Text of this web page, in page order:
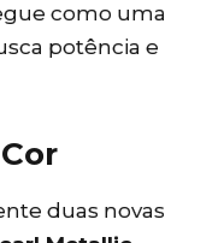
como uma
potência e
duas novas